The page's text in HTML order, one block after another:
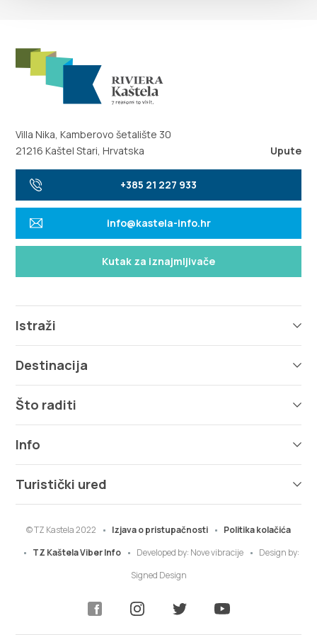
Villa Nika, Kamberovo šetalište 30
21216 Kaštel Stari, Hrvatska
Upute
+385 21 227 933
info@kastela-info.hr
Kutak za iznajmljivače
Istraži
Destinacija
Što raditi
Info
Turistički ured
© TZ Kastela 2022 Izjava o pristupačnosti
Politika kolačića
TZ Kaštela Viber Info
Developed by: Nove vibracije
Design by:
Signed Design